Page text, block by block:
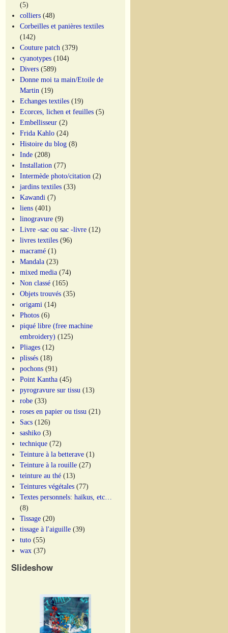
(5)
colliers (48)
Corbeilles et panières textiles
(142)
Couture patch (379)
cyanotypes (104)
Divers (589)
Donne moi ta main/Etoile de
Martin (19)
Echanges textiles (19)
Ecorces, lichen et feuilles (5)
Embellisseur (2)
Frida Kahlo (24)
Histoire du blog (8)
Inde (208)
Installation (77)
Intermède photo/citation (2)
jardins textiles (33)
Kawandi (7)
liens (401)
linogravure (9)
Livre -sac ou sac -livre (12)
livres textiles (96)
macramé (1)
Mandala (23)
mixed media (74)
Non classé (165)
Objets trouvés (35)
origami (14)
Photos (6)
piqué libre (free machine
embroidery) (125)
Pliages (12)
plissés (18)
pochons (91)
Point Kantha (45)
pyrogravure sur tissu (13)
robe (33)
roses en papier ou tissu (21)
Sacs (126)
sashiko (3)
technique (72)
Teinture à la betterave (1)
Teinture à la rouille (27)
teinture au thé (13)
Teintures végétales (77)
Textes personnels: haïkus, etc…
(8)
Tissage (20)
tissage à l'aiguille (39)
tuto (55)
wax (37)
Slideshow